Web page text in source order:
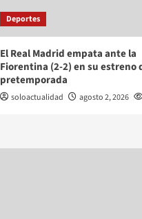
Deportes
El Real Madrid empata ante la
Fiorentina (2-2) en su estreno
pretemporada
soloactualidad agosto 2, 2026